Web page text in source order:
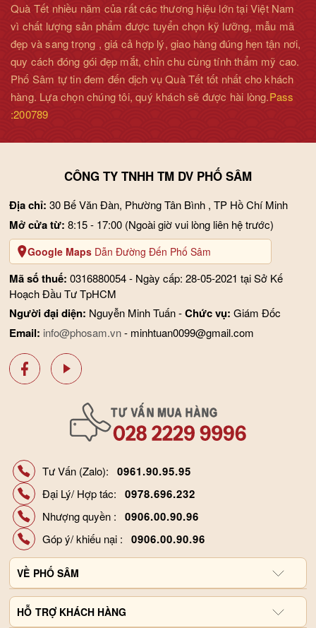
- Có tác dụng giống như nội tiết tố sinh dục, cải thiện các vấn
đề rối loạn sinh lý.
- Sâm Ngọc Linh thường được dùng ngay cho những người bị
thương cần sơ cứu cầm máu tức thời.
- Người mới ốm dậy cần bổ sung năng lượng và bồi bổ sức
khỏe
- Bệnh nhân tiểu đường đang trong giai đoạn điều trị với thuốc.
- Người có sức đề kháng kém, ốm yếu, suy nhược cơ thể và
tinh thần.
Quà Tết nhiều năm của rất các thương hiệu lớn tại Việt Nam
vì chất lượng sản phẩm được tuyển chọn kỹ lưỡng, mẫu mã
đẹp và sang trọng , giá cả hợp lý, giao hàng đúng hẹn tận nơi,
quy cách đóng gói đẹp mắt, chỉn chu cùng tính thẩm mỹ cao.
Phố Sâm tự tin đem đến dịch vụ Quà Tết tốt nhất cho khách
hàng. Lựa chọn chúng tôi, quý khách sẽ được hài lòng.Pass
:200789
CÔNG TY TNHH TM DV PHỐ SÂM
Địa chỉ: 30 Bế Văn Đàn, Phường Tân Bình , TP Hồ Chí Minh
Mở cửa từ:8:15 - 17:00 (Ngoài giờ vui lòng liên hệ trước)
Google Maps Dẫn Đường Đến Phố Sâm
Mã số thuế: 0316880054 - Ngày cấp: 28-05-2021 tại Sở Kế
Hoạch Đầu Tư TpHCM
Người đại diện: Nguyễn Minh Tuấn -Chức vụ: Giám Đốc
Email: info@phosam.vn- minhtuan0099@gmail.com
Tư Vấn (Zalo):0961.90.95.95
Đại Lý/ Hợp tác:0978.696.232
Nhượng quyền :0906.00.90.96
Góp ý/ khiếu nại :0906.00.90.96
VỀ PHỐ SÂM
Giới thiệu công ty
HỖ TRỢ KHÁCH HÀNG